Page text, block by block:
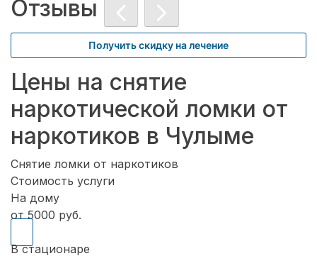
Отзывы
Получить скидку на лечение
Цены на снятие
наркотической ломки от
наркотиков в Чулыме
Снятие ломки от наркотиков
Стоимость услуги
На дому
от 5000 руб.
В стационаре